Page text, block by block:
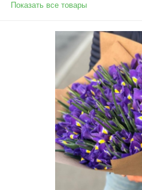
Показать все товары